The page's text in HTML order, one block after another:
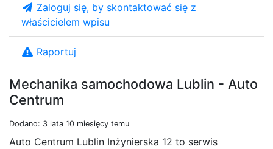
Mechanika samochodowa Lublin - Auto
Centrum
Dodano: 3 lata 10 miesięcy temu
Auto Centrum Lublin Inżynierska 12 to serwis
Zaloguj się, by skontaktować się z
właścicielem wpisu
Raportuj